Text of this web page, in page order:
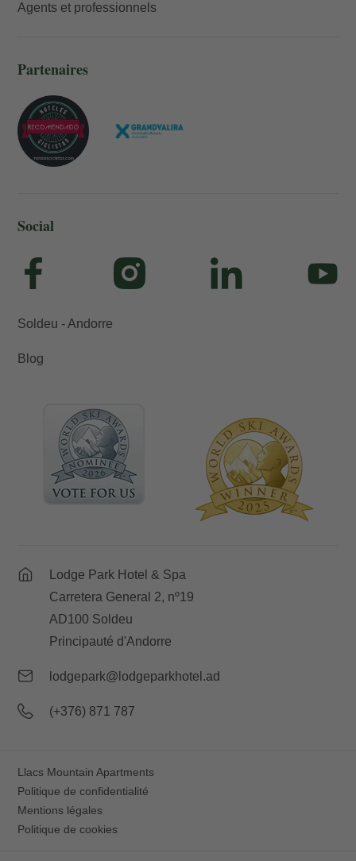
Agents et professionnels
Partenaires
Social
Soldeu - Andorre
Blog
Lodge Park Hotel & Spa
Carretera General 2, nº19
AD100 Soldeu
Principauté d'Andorre
lodgepark@lodgeparkhotel.ad
(+376) 871 787
Llacs Mountain Apartments
Politique de confidentialité
Mentions légales
Politique de cookies